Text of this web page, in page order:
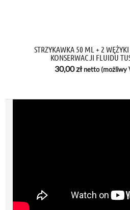
STRZYKAWKA 50 ML + 2
KONSERWACJI FLUIDU
30,00zł netto (możliwy